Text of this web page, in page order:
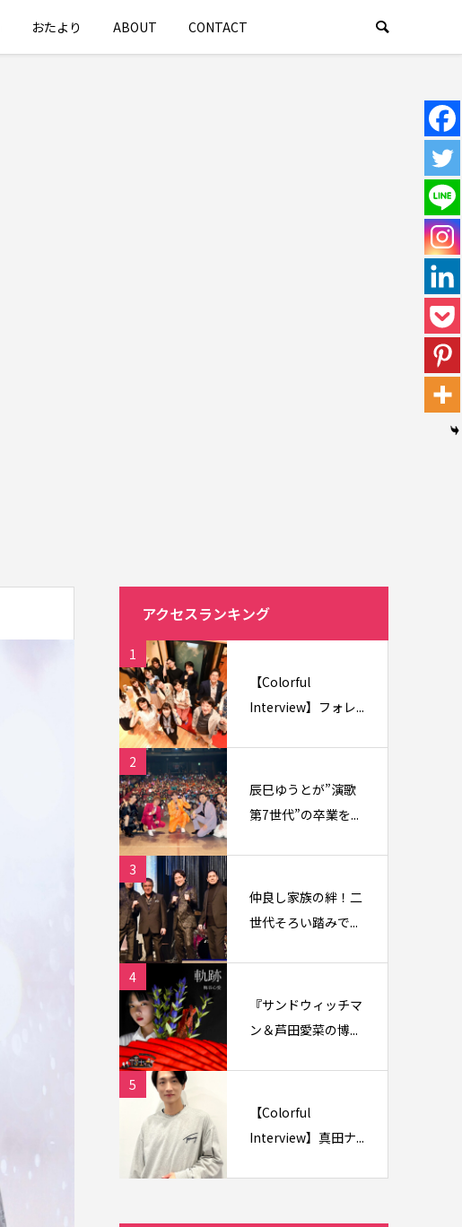
おたより ABOUT CONTACT
アクセスランキング
1
【Colorful
Interview】フォレ...
2
辰巳ゆうとが”演歌
第7世代”の卒業を...
3
仲良し家族の絆！二
世代そろい踏みで...
4
『サンドウィッチマ
ン＆芦田愛菜の博...
5
【Colorful
Interview】真田ナ...